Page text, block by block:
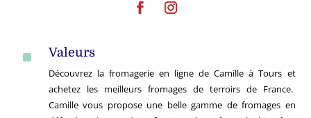
^ Valeurs
Découvrez la fromagerie en ligne de Camille à Tours et
achetez les meilleurs fromages de terroirs de France.
Camille vous propose une belle gamme de fromages en